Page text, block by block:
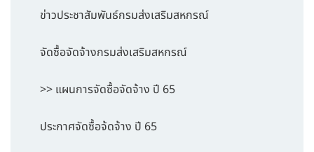
ข่าวประชาสัมพันธ์กรมส่งเสริมสหกรณ์
จัดซื้อจัดจ้างกรมส่งเสริมสหกรณ์
>> แผนการจัดซื้อจัดจ้าง ปี 65
ประกาศจัดซื้อจ้ดจ้าง ปี 65